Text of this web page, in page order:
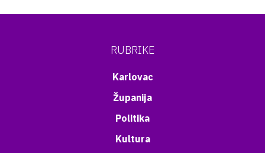
RUBRIKE
Karlovac
Županija
Politika
Kultura